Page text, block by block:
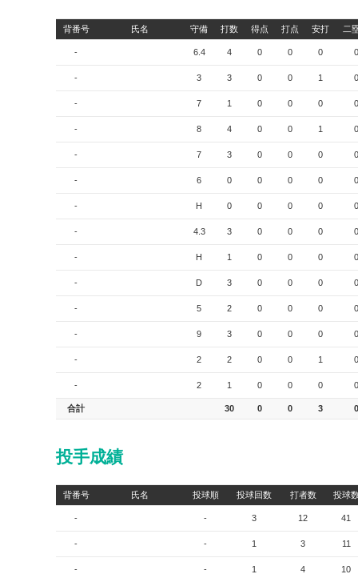
背番号 氏名 守備 打数 得点 打点 安打 二
- 6.4 4 0 0 0 0
- 3 3 0 0 1 0
- 7 1 0 0 0 0
- 8 4 0 0 1 0
- 7 3 0 0 0 0
- 6 0 0 0 0 0
- H 0 0 0 0 0
- 4.3 3 0 0 0 0
- H 1 0 0 0 0
- D 3 0 0 0 0
- 5 2 0 0 0 0
- 9 3 0 0 0 0
- 2 2 0 0 1 0
- 2 1 0 0 0 0
合計 30 0 0 3 0
投手成績
背番号 氏名 投球順 投球回数 打者数 投球
- - 3 12 41
- - 1 3 11
- - 1 4 10